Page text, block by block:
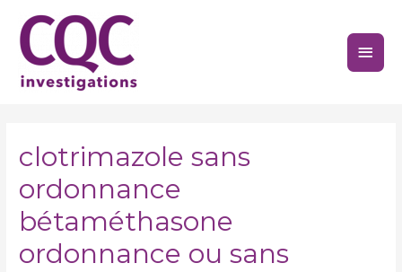
content
Main
clotrimazole sans
ordonnance
bétaméthasone
ordonnance ou sans